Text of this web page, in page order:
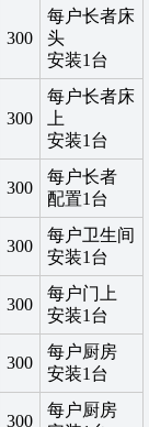
300
每户长者床
头
安装1台
300
每户长者床
上
安装1台
300
每户长者
配置1台
300
每户卫生间
安装1台
300
每户门上
安装1台
300
每户厨房
安装1台
300
每户厨房